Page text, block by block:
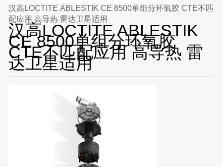
汉高LOCTITE ABLESTIK CE 8500单组分环氧胶 CTE不匹
配应用 高导热 雷达卫星适用
汉高LOCTITE ABLESTIK
CE 8500单组分环氧胶
CTE不匹配应用 高导热 雷
达卫星适用